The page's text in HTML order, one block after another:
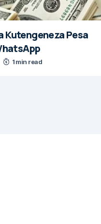
Kutengeneza Pesa
1 min read